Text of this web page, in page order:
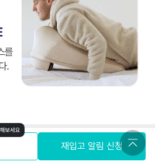
재입고 알림 신청